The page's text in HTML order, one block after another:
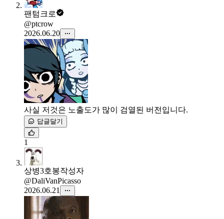
팬텀크로
@ptcrow
2026.06.20
사실 저것은 노출도가 많이 검열된 버전입니다.
답글달기
1
상병3호봉작성자
@DaliVanPicasso
2026.06.21